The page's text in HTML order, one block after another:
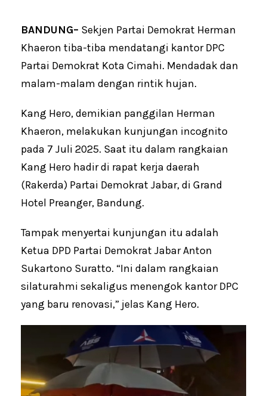
BANDUNG– Sekjen Partai Demokrat Herman
Khaeron tiba-tiba mendatangi kantor DPC
Partai Demokrat Kota Cimahi. Mendadak dan
malam-malam dengan rintik hujan.
Kang Hero, demikian panggilan Herman
Khaeron, melakukan kunjungan incognito
pada 7 Juli 2025. Saat itu dalam rangkaian
Kang Hero hadir di rapat kerja daerah
(Rakerda) Partai Demokrat Jabar, di Grand
Hotel Preanger, Bandung.
Tampak menyertai kunjungan itu adalah
Ketua DPD Partai Demokrat Jabar Anton
Sukartono Suratto. “Ini dalam rangkaian
silaturahmi sekaligus menengok kantor DPC
yang baru renovasi,” jelas Kang Hero.